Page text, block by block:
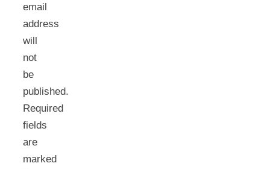
email
address
will
not
be
published.
Required
fields
are
marked